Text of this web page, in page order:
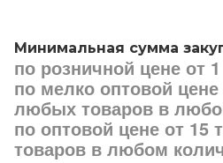
Минимальная сумма
по розничной цене от
по мелко оптовой
любых товаров в
по оптовой цене от
товаров в любом